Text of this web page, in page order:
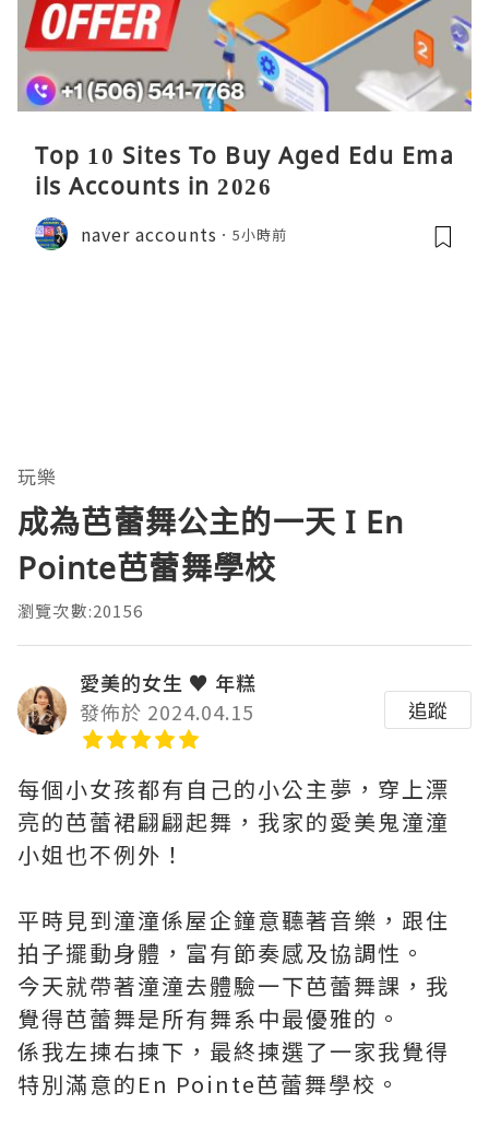
Top 10 Sites To Buy Aged Edu Ema
ils Accounts in 2026
naver accounts 5小時前
玩樂
成為芭蕾舞公主的一天 I En
Pointe芭蕾舞學校
瀏覽次數:20156
愛美的女生 ♥ 年糕
發佈於 2024.04.15
追蹤
每個小女孩都有自己的小公主夢，穿上漂
亮的芭蕾裙翩翩起舞，我家的愛美鬼潼潼
小姐也不例外！
平時見到潼潼係屋企鐘意聽著音樂，跟住
拍子擺動身體，富有節奏感及協調性。
今天就帶著潼潼去體驗一下芭蕾舞課，我
覺得芭蕾舞是所有舞系中最優雅的。
係我左揀右揀下，最終揀選了一家我覺得
特別滿意的En Pointe芭蕾舞學校。